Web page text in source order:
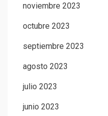
noviembre 2023
octubre 2023
septiembre 2023
agosto 2023
julio 2023
junio 2023